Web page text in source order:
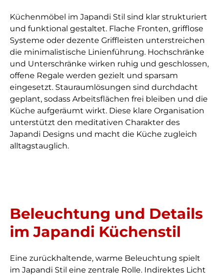
Küchenmöbel im Japandi Stil sind klar strukturiert
und funktional gestaltet. Flache Fronten, grifflose
Systeme oder dezente Griffleisten unterstreichen
die minimalistische Linienführung. Hochschränke
und Unterschränke wirken ruhig und geschlossen,
offene Regale werden gezielt und sparsam
eingesetzt. Stauraumlösungen sind durchdacht
geplant, sodass Arbeitsflächen frei bleiben und die
Küche aufgeräumt wirkt. Diese klare Organisation
unterstützt den meditativen Charakter des
Japandi Designs und macht die Küche zugleich
alltagstauglich.
Beleuchtung und Details
im Japandi Küchenstil
Eine zurückhaltende, warme Beleuchtung spielt
im Japandi Stil eine zentrale Rolle. Indirektes Licht